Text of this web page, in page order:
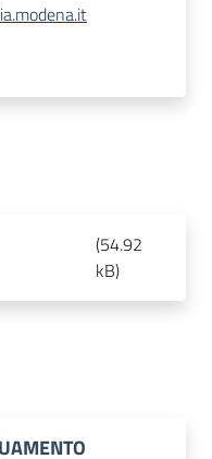
(54.92
kB)